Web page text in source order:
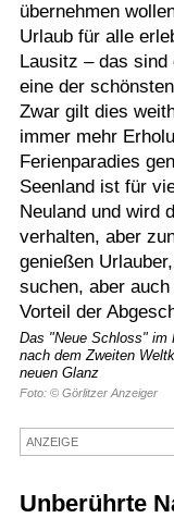
Kultur
Sport
Termine
Kostenlos
übernehmen
Urlaub für alle
Lausitz – das sind
eine der
Zwar gilt dies
immer mehr
Ferienparadies
Seenland ist für
Neuland und wird
verhalten, aber
genießen
suchen, aber
Vorteil der
Das "Neue Schloss" im
nach dem Zweiten
neuen Glanz
Foto: © Görlitzer Anzeiger
ANZEIGE
Unberührte